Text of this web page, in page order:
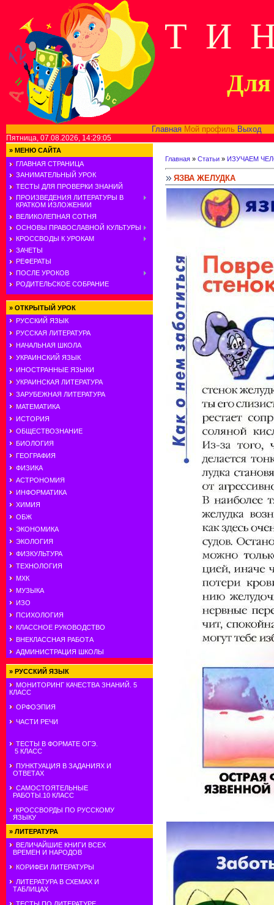
Т И
Для
Главная Мой профиль Выход
Пятница, 07.08.2026, 14:29:05
» МЕНЮ САЙТА
ГЛАВНАЯ СТРАНИЦА
ЗАНИМАТЕЛЬНЫЙ УРОК
ТЕСТЫ ДЛЯ ПРОВЕРКИ ЗНАНИЙ
ПРОИЗВЕДЕНИЯ ЛИТЕРАТУРЫ В
КРАТКОМ ИЗЛОЖЕНИИ
ВЕЛИКОЛЕПНАЯ СОТНЯ
ОСНОВЫ ПРАВОСЛАВНОЙ КУЛЬТУРЫ
КРОССВОДЫ К УРОКАМ
ЗАЧЕТЫ
РЕФЕРАТЫ
ПОСЛЕ УРОКОВ
РОДИТЕЛЬСКОЕ СОБРАНИЕ
» ОТКРЫТЫЙ УРОК
РУССКИЙ ЯЗЫК
РУССКАЯ ЛИТЕРАТУРА
НАЧАЛЬНАЯ ШКОЛА
УКРАИНСКИЙ ЯЗЫК
ИНОСТРАННЫЕ ЯЗЫКИ
УКРАИНСКАЯ ЛИТЕРАТУРА
ЗАРУБЕЖНАЯ ЛИТЕРАТУРА
МАТЕМАТИКА
ИСТОРИЯ
ОБЩЕСТВОЗНАНИЕ
БИОЛОГИЯ
ГЕОГРАФИЯ
ФИЗИКА
АСТРОНОМИЯ
ИНФОРМАТИКА
ХИМИЯ
ОБЖ
ЭКОНОМИКА
ЭКОЛОГИЯ
ФИЗКУЛЬТУРА
ТЕХНОЛОГИЯ
МХК
МУЗЫКА
ИЗО
ПСИХОЛОГИЯ
КЛАССНОЕ РУКОВОДСТВО
ВНЕКЛАССНАЯ РАБОТА
АДМИНИСТРАЦИЯ ШКОЛЫ
» РУССКИЙ ЯЗЫК
МОНИТОРИНГ КАЧЕСТВА ЗНАНИЙ. 5
КЛАСС
ОРФОЭПИЯ
ЧАСТИ РЕЧИ
ТЕСТЫ В ФОРМАТЕ ОГЭ.
5 КЛАСС
ПУНКТУАЦИЯ В ЗАДАНИЯХ И
ОТВЕТАХ
САМОСТОЯТЕЛЬНЫЕ
РАБОТЫ.10 КЛАСС
КРОССВОРДЫ ПО РУССКОМУ
ЯЗЫКУ
» ЛИТЕРАТУРА
ВЕЛИЧАЙШИЕ КНИГИ ВСЕХ
ВРЕМЕН И НАРОДОВ
КОРИФЕИ ЛИТЕРАТУРЫ
ЛИТЕРАТУРА В СХЕМАХ И
ТАБЛИЦАХ
Главная » Статьи » ИЗУЧАЕМ
ЯЗВА ЖЕЛУДКА